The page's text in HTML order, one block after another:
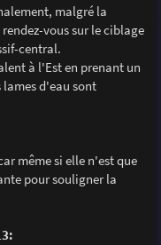
malgré la
vous sur le ciblage
central.
à l'Est en prenant un
d'eau sont
même si elle n'est que
pour souligner la